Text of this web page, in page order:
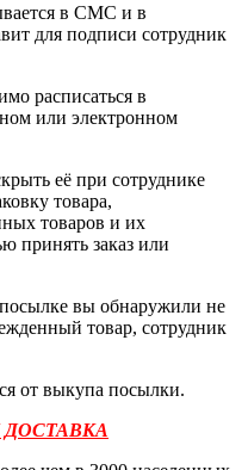
в СМС и в
для подписи сотрудник
расписаться в
или электронном
её при сотруднике
товара,
товаров и их
принять заказ или
вы обнаружили не
товар, сотрудник
от выкупа посылки.
ДОСТАВКА